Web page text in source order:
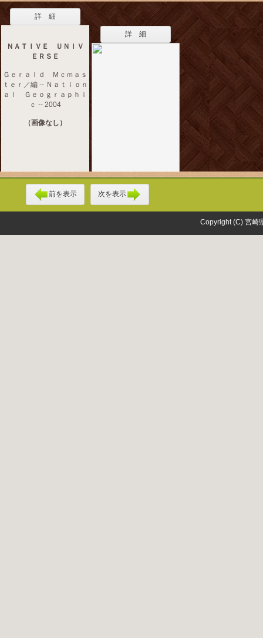
詳 細
ＮＡＴＩＶＥ ＵＮＩＶ
ＥＲＳＥ
Ｇｅｒａｌｄ Ｍｃｍａｓ
ｔｅｒ／編 -- Ｎａｔｉｏｎ
ａｌ Ｇｅｏｇｒａｐｈｉ
ｃ -- 2004
（画像なし）
詳 細
前を表示 次を表示
Copyright (C) 宮崎